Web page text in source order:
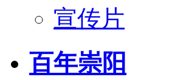
宣传片
百年崇阳